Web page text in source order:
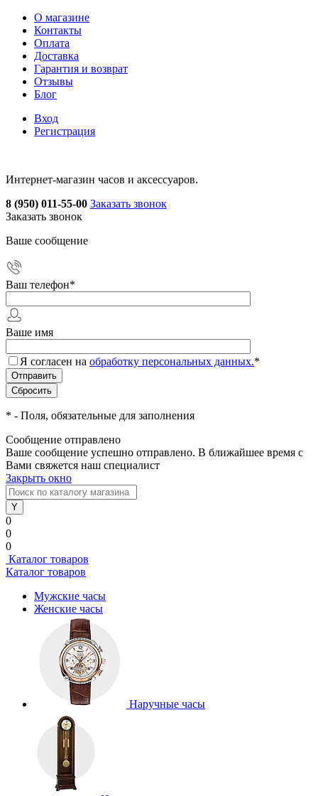
О магазине
Контакты
Оплата
Доставка
Гарантия и возврат
Отзывы
Блог
Вход
Регистрация
Интернет-магазин часов и аксессуаров.
8 (950) 011-55-00 Заказать звонок
Заказать звонок
Ваше сообщение
Ваш телефон*
Ваше имя
Я согласен на обработку персональных данных.*
* - Поля, обязательные для заполнения
Сообщение отправлено
Ваше сообщение успешно отправлено. В ближайшее время с
Вами свяжется наш специалист
Закрыть окно
0
0
0
Каталог товаров
Каталог товаров
Мужские часы
Женские часы
Наручные часы